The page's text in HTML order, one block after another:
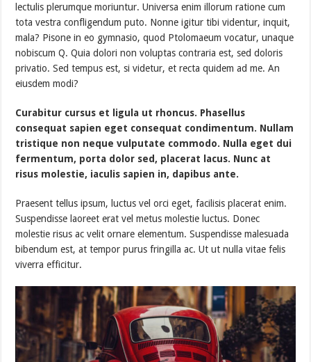
lectulis plerumque moriuntur. Universa enim illorum ratione cum
tota vestra confligendum puto. Nonne igitur tibi videntur, inquit,
mala? Pisone in eo gymnasio, quod Ptolomaeum vocatur, unaque
nobiscum Q. Quia dolori non voluptas contraria est, sed doloris
privatio. Sed tempus est, si videtur, et recta quidem ad me. An
eiusdem modi?
Curabitur cursus et ligula ut rhoncus. Phasellus
consequat sapien eget consequat condimentum. Nullam
tristique non neque vulputate commodo. Nulla eget dui
fermentum, porta dolor sed, placerat lacus. Nunc at
risus molestie, iaculis sapien in, dapibus ante.
Praesent tellus ipsum, luctus vel orci eget, facilisis placerat enim.
Suspendisse laoreet erat vel metus molestie luctus. Donec
molestie risus ac velit ornare elementum. Suspendisse malesuada
bibendum est, at tempor purus fringilla ac. Ut ut nulla vitae felis
viverra efficitur.